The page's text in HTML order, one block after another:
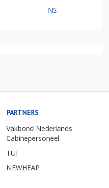
NS
PARTNERS
Vakbond Nederlands
Cabinepersoneel
TUI
NEWHEAP